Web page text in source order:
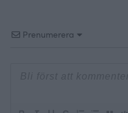
Prenumerera